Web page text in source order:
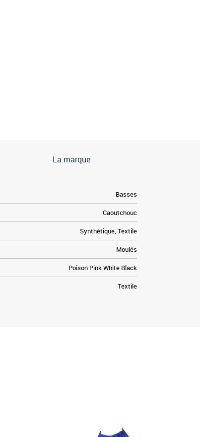
La marque
Basses
Caoutchouc
Synthétique, Textile
Moulés
Poison Pink White Black
Textile